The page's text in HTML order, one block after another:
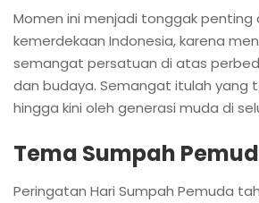
Momen ini menjadi tonggak penting
kemerdekaan Indonesia, karena
semangat persatuan di atas
dan budaya. Semangat itulah yang
hingga kini oleh generasi muda di
Tema Sumpah
Peringatan Hari Sumpah Pemuda